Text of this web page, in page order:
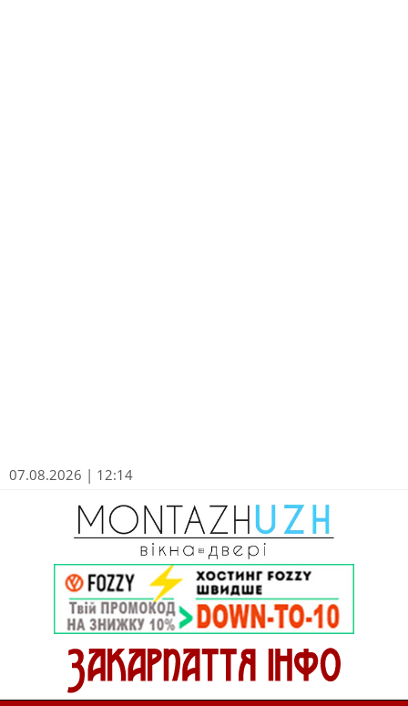
07.08.2026 | 12:14